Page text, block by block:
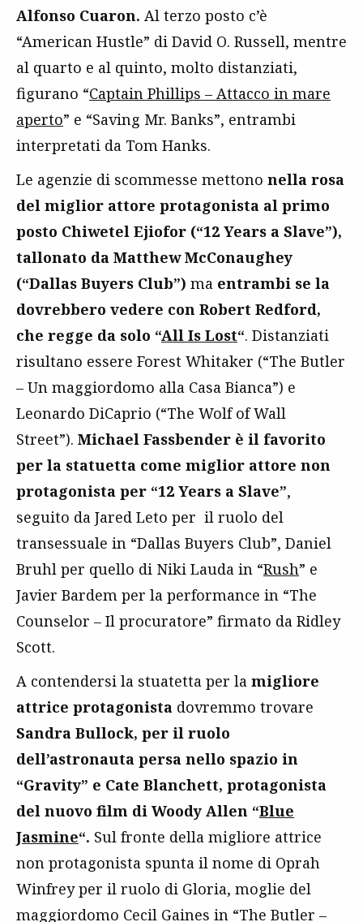
Alfonso Cuaron. Al terzo posto c’è
“American Hustle” di David O. Russell, mentre
al quarto e al quinto, molto distanziati,
figurano “Captain Phillips – Attacco in mare
aperto” e “Saving Mr. Banks”, entrambi
interpretati da Tom Hanks.
Le agenzie di scommesse mettono nella rosa
del miglior attore protagonista al primo
posto Chiwetel Ejiofor (“12 Years a Slave”),
tallonato da Matthew McConaughey
(“Dallas Buyers Club”) ma entrambi se la
dovrebbero vedere con Robert Redford,
che regge da solo “All Is Lost“. Distanziati
risultano essere Forest Whitaker (“The Butler
– Un maggiordomo alla Casa Bianca”) e
Leonardo DiCaprio (“The Wolf of Wall
Street”). Michael Fassbender è il favorito
per la statuetta come miglior attore non
protagonista per “12 Years a Slave”,
seguito da Jared Leto per il ruolo del
transessuale in “Dallas Buyers Club”, Daniel
Bruhl per quello di Niki Lauda in “Rush” e
Javier Bardem per la performance in “The
Counselor – Il procuratore” firmato da Ridley
Scott.
A contendersi la stuatetta per la migliore
attrice protagonista dovremmo trovare
Sandra Bullock, per il ruolo
dell’astronauta persa nello spazio in
“Gravity” e Cate Blanchett, protagonista
del nuovo film di Woody Allen “Blue
Jasmine“. Sul fronte della migliore attrice
non protagonista spunta il nome di Oprah
Winfrey per il ruolo di Gloria, moglie del
maggiordomo Cecil Gaines in “The Butler –